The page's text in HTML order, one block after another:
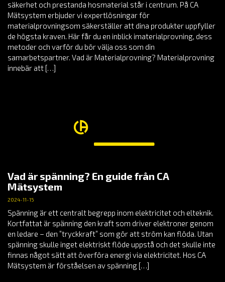
säkerhet och prestanda hosmaterial står i centrum. På CA
Mätsystem erbjuder vi expertlösningar för
materialprovningsom säkerställer att dina produkter uppfyller
de högsta kraven. Här får du en inblick imaterialprovning, dess
metoder och varför du bör välja oss som din
samarbetspartner. Vad är Materialprovning? Materialprovning
innebär att […]
Vad är spänning? En guide från CA
Mätsystem
2024-11-15
Spänning är ett centralt begrepp inom elektricitet och elteknik.
Kortfattat är spänning den kraft som driver elektroner genom
en ledare – den ”tryckkraft” som gör att ström kan flöda. Utan
spänning skulle inget elektriskt flöde uppstå och det skulle inte
finnas något sätt att överföra energi via elektricitet. Hos CA
Mätsystem är förståelsen av spänning […]